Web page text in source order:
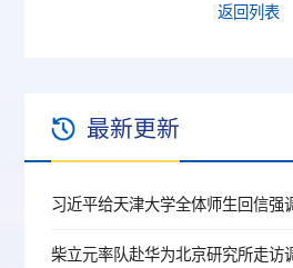
返回列表
最新更新
柴立元率队赴华为北京研究所走访